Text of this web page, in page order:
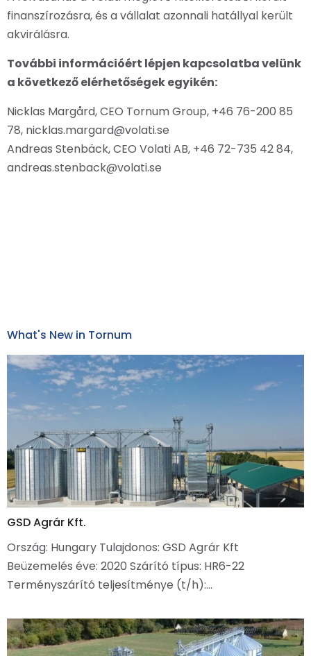
finanszírozásra, és a vállalat azonnali hatállyal került
akvirálásra.
További információért lépjen kapcsolatba velünk
a következő elérhetőségek egyikén:
Nicklas Margård, CEO Tornum Group, +46 76-200 85
78, nicklas.margard@volati.se
Andreas Stenbäck, CEO Volati AB, +46 72-735 42 84,
andreas.stenback@volati.se
What's New in Tornum
GSD Agrár Kft.
Ország: Hungary Tulajdonos: GSD Agrár Kft
Beüzemelés éve: 2020 Szárító típus: HR6-22
Terményszárító teljesítménye (t/h):…